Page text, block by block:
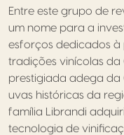
Entre este grupo de
um nome para a
esforços dedicados
tradições vinícolas da
prestigiada adega da
uvas históricas da
família Librandi
tecnologia de